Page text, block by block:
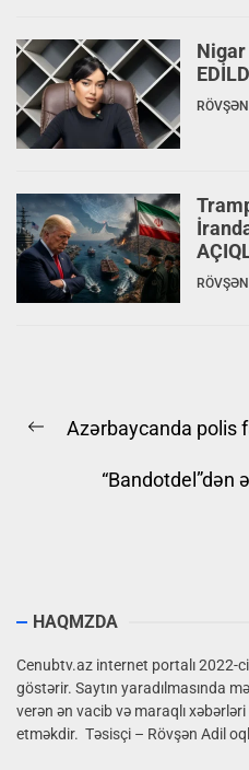
Nigar
naviqasiyası
Previous
Azərbaycanda polis
“Bandotdel”dən
HAQMZDA
Cenubtv.az internet portalı 2022-
göstərir. Saytın yaradılmasında
verən ən vacib və maraqlı
etməkdir. Təsisçi – Rövşən Adil